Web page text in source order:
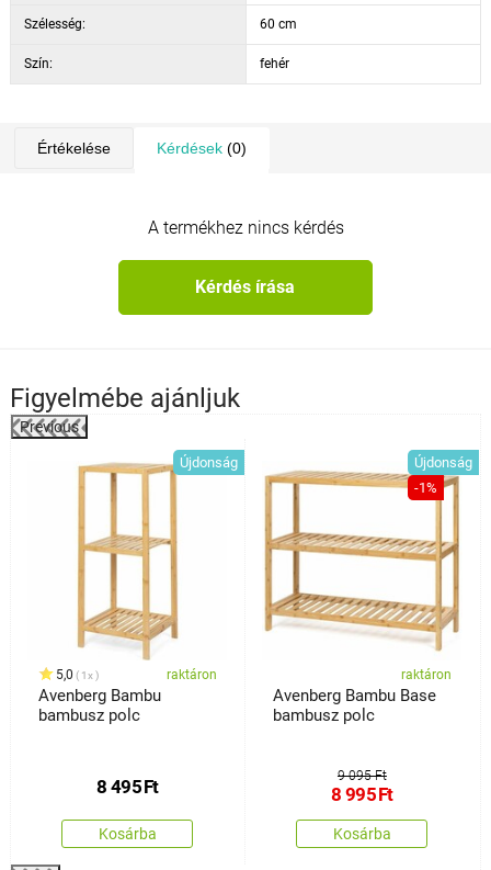
Szélesség: 60 cm
Szín: fehér
Értékelése Kérdések(0)
A termékhez nincs kérdés
Kérdés írása
Figyelmébe ajánljuk
Previous
Újdonság
5,0 1x raktáron
Avenberg Bambu
bambusz polc
8 495Ft
Kosárba
Újdonság
-1%
raktáron
Avenberg Bambu Base
bambusz polc
9 095 Ft
8 995Ft
Kosárba